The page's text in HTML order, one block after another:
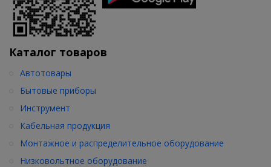
Каталог товаров
Автотовары
Бытовые приборы
Инструмент
Кабельная продукция
Монтажное и распределительное оборудование
Низковольтное оборудование